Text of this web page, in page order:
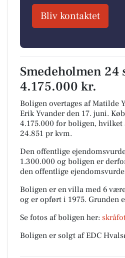
Bliv kontaktet
Smedeholmen 24
4.175.000 kr.
Boligen overtages af Matilde
Erik Yvander den 17. juni.
4.175.000 for boligen,
24.851 pr kvm.
Den offentlige
1.300.000 og boligen er
den offentlige
Boligen er en villa med 6
og er opført i 1975. Grunden
Se fotos af boligen her:
Boligen er solgt af EDC